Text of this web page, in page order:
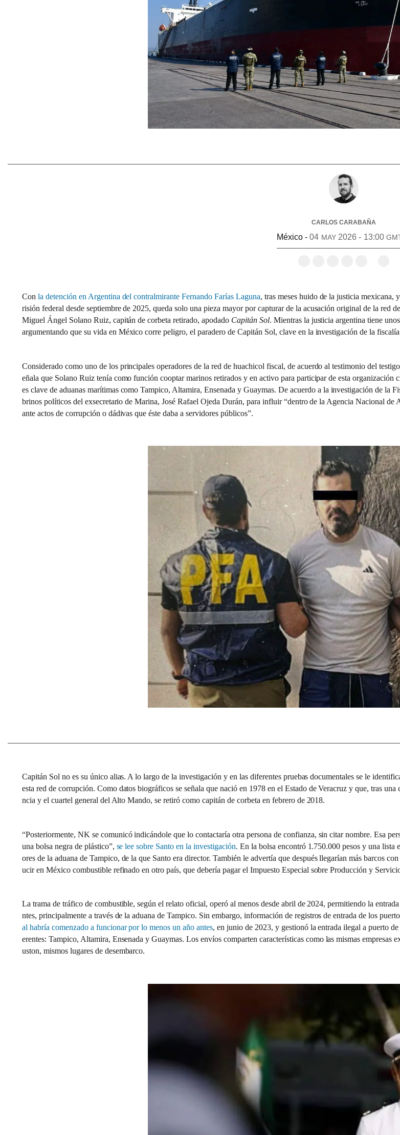
CARLOS CARABAÑA
México -04 MAY2026 - 13:00
Con la detención en Argentina del contralmirante Fernando Farías Laguna, tras meses huido de la justicia
risión federal desde septiembre de 2025, queda solo una pieza mayor por capturar de la acusación original de la red
Miguel Ángel Solano Ruiz, capitán de corbeta retirado, apodado Capitán Sol. Mientras la justicia argentina tiene
argumentando que su vida en México corre peligro, el paradero de Capitán Sol, clave en la investigación de la
Considerado como uno de los principales operadores de la red de huachicol fiscal, de acuerdo al testimonio del
eñala que Solano Ruiz tenía como función cooptar marinos retirados y en activo para participar de esta organización
es clave de aduanas marítimas como Tampico, Altamira, Ensenada y Guaymas. De acuerdo a la investigación de la
brinos políticos del exsecretario de Marina, José Rafael Ojeda Durán, para influir “dentro de la Agencia Nacional de
ante actos de corrupción o dádivas que éste daba a servidores públicos”.
Capitán Sol no es su único alias. A lo largo de la investigación y en las diferentes pruebas documentales se le
esta red de corrupción. Como datos biográficos se señala que nació en 1978 en el Estado de Veracruz y que, tras
ncia y el cuartel general del Alto Mando, se retiró como capitán de corbeta en febrero de 2018.
“Posteriormente, NK se comunicó indicándole que lo contactaría otra persona de confianza, sin citar nombre. Esa
una bolsa negra de plástico”, se lee sobre Santo en la investigación. En la bolsa encontró 1.750.000 pesos y una lista
ores de la aduana de Tampico, de la que Santo era director. También le advertía que después llegarían más barcos
ucir en México combustible refinado en otro país, que debería pagar el Impuesto Especial sobre Producción y
La trama de tráfico de combustible, según el relato oficial, operó al menos desde abril de 2024, permitiendo la
ntes, principalmente a través de la aduana de Tampico. Sin embargo, información de registros de entrada de los
al habría comenzado a funcionar por lo menos un año antes, en junio de 2023, y gestionó la entrada ilegal a puerto
erentes: Tampico, Altamira, Ensenada y Guaymas. Los envíos comparten características como las mismas
uston, mismos lugares de desembarco.